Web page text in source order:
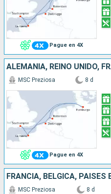
Pague en 4X
Pague en 4X
MSC Preziosa 8 d
MSC Preziosa 8 d